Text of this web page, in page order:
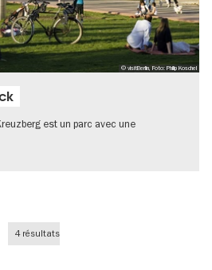
© visitBerlin, Foto: Philip Koschel
est un parc avec une
4 résultats